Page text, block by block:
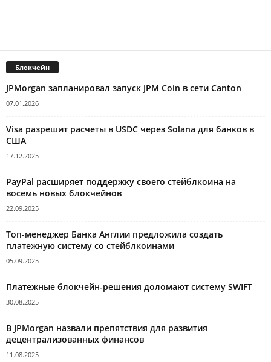
Блокчейн
JPMorgan запланировал запуск JPM Coin в сети Canton
07.01.2026
Visa разрешит расчеты в USDC через Solana для банков в
США
17.12.2025
PayPal расширяет поддержку своего стейблкоина на
восемь новых блокчейнов
22.09.2025
Топ-менеджер Банка Англии предложила создать
платежную систему со стейблкоинами
05.09.2025
Платежные блокчейн-решения доломают систему SWIFT
30.08.2025
В JPMorgan назвали препятствия для развития
децентрализованных финансов
11.08.2025